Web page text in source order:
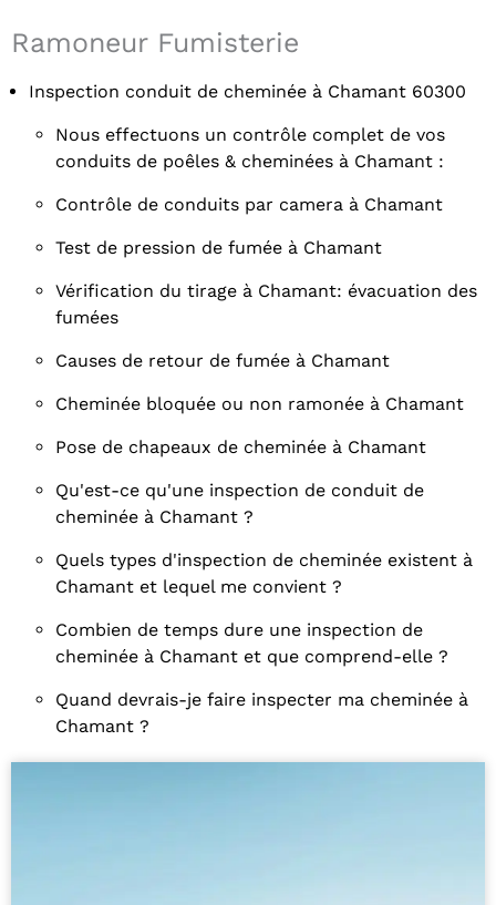
Ramoneur Fumisterie
Inspection conduit de cheminée à Chamant 60300
Nous effectuons un contrôle complet de vos
conduits de poêles & cheminées à Chamant :
Contrôle de conduits par camera à Chamant
Test de pression de fumée à Chamant
Vérification du tirage à Chamant: évacuation des
fumées
Causes de retour de fumée à Chamant
Cheminée bloquée ou non ramonée à Chamant
Pose de chapeaux de cheminée à Chamant
Qu'est-ce qu'une inspection de conduit de
cheminée à Chamant ?
Quels types d'inspection de cheminée existent à
Chamant et lequel me convient ?
Combien de temps dure une inspection de
cheminée à Chamant et que comprend-elle ?
Quand devrais-je faire inspecter ma cheminée à
Chamant ?